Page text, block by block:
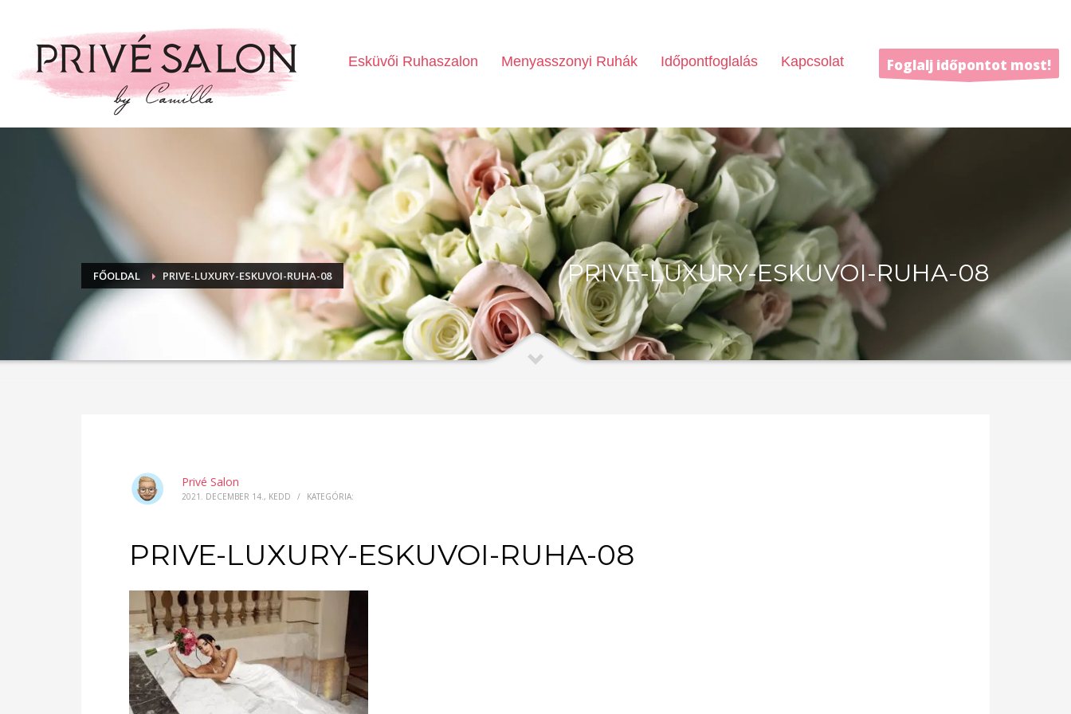
Esküvői Ruhaszalon Menyasszonyi Ruhák Időpontfoglalás Kapcsolat Foglalj időpontot most!
FŐOLDAL PRIVE-LUXURY-ESKUVOI-RUHA-08 PRIVE-LUXURY-ESKUVOI-RUHA-08
Privé Salon
2021. DECEMBER 14., KEDD / KATEGÓRIA:
PRIVE-LUXURY-ESKUVOI-RUHA-08